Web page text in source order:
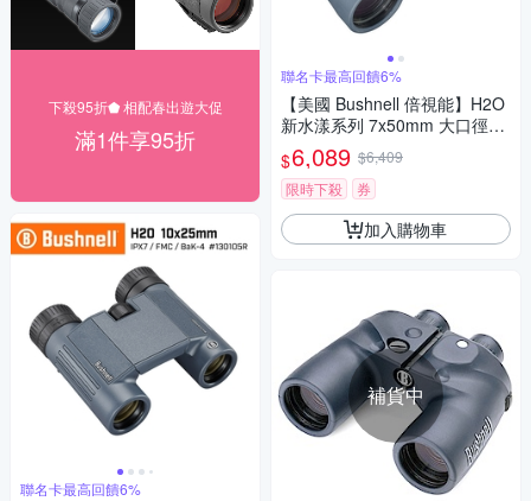
下殺95折⬟ 相配春出遊大促
滿1件享95折
聯名卡最高回饋6%
聯名卡最高回饋6%
【美國 Bushnell 倍視能】H2O
新水漾系列 7x50mm 大口徑防
水型雙筒望遠鏡 157050R
$6,089 $6,409
限時下殺
券
加入購物車
補貨中